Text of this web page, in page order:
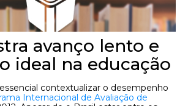
avanço lento e
ideal na educação
contextualizar o desempenho
Internacional de Avaliação de